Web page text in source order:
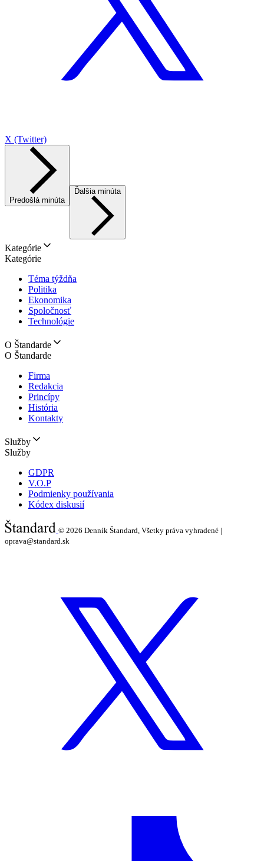
X (Twitter)
Predošlá minúta
Ďalšia minúta
Kategórie
Kategórie
Téma týždňa
Politika
Ekonomika
Spoločnosť
Technológie
O Štandarde
O Štandarde
Firma
Redakcia
Princípy
História
Kontakty
Služby
Služby
GDPR
V.O.P
Podmienky používania
Kódex diskusií
© 2026 Denník Štandard, Všetky práva vyhradené |
oprava@standard.sk